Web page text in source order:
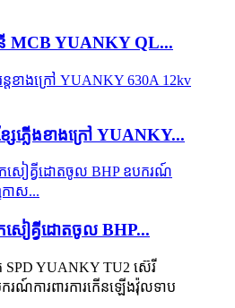
នី MCB YUANKY QL...
ែភ្លើងខាងក្រៅ YUANKY...
ៀគ្វី​ដោត​ចូល BHP...